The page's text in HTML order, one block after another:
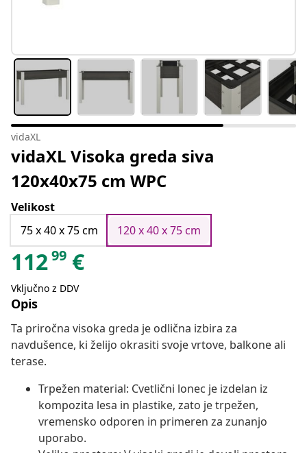
vidaXL
vidaXL Visoka greda siva
120x40x75 cm WPC
Velikost
75 x 40 x 75 cm
120 x 40 x 75 cm
11299 €
Vključno z DDV
Opis
Ta priročna visoka greda je odlična izbira za
navdušence, ki želijo okrasiti svoje vrtove, balkone ali
terase.
Trpežen material: Cvetlični lonec je izdelan iz
kompozita lesa in plastike, zato je trpežen,
vremensko odporen in primeren za zunanjo
uporabo.